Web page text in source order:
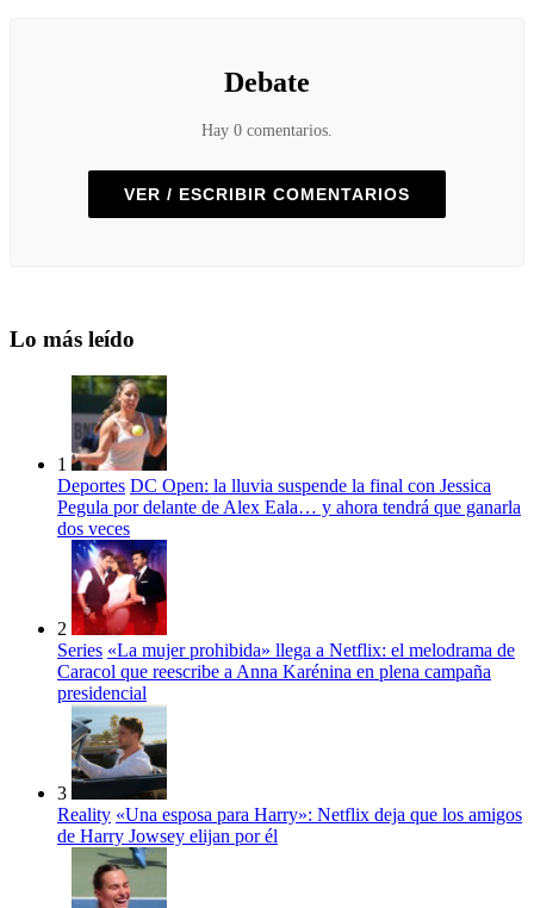
Debate
Hay 0 comentarios.
VER / ESCRIBIR COMENTARIOS
Lo más leído
1
Deportes DC Open: la lluvia suspende la final con Jessica
Pegula por delante de Alex Eala… y ahora tendrá que ganarla
dos veces
2
Series «La mujer prohibida» llega a Netflix: el melodrama de
Caracol que reescribe a Anna Karénina en plena campaña
presidencial
3
Reality «Una esposa para Harry»: Netflix deja que los amigos
de Harry Jowsey elijan por él